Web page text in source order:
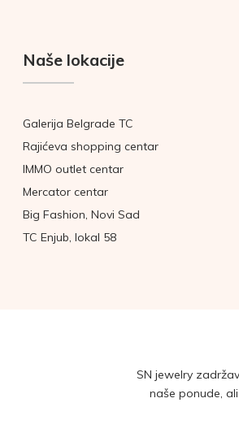
Naše lokacije
Galerija Belgrade TC
Rajićeva shopping centar
IMMO outlet centar
Mercator centar
Big Fashion, Novi Sad
TC Enjub, lokal 58
SN jewelry
naše ponude,